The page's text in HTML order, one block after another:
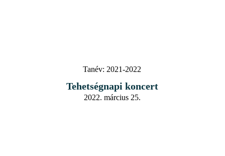
Tanév: 2021-2022
Tehetségnapi koncert
2022. március 25.